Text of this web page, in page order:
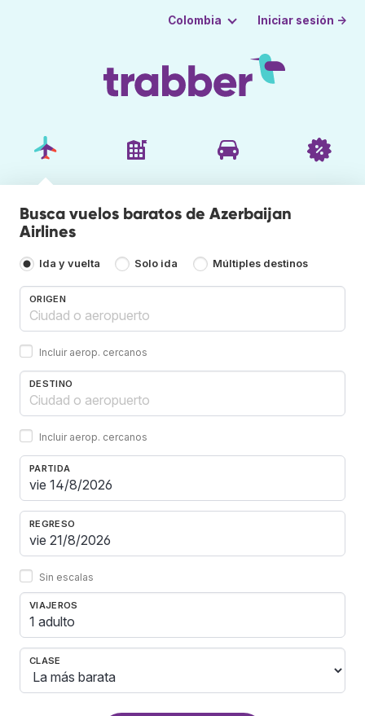
Colombia Iniciar sesión →
Busca vuelos baratos de Azerbaijan
Airlines
Ida y vuelta Solo ida Múltiples destinos
ORIGEN
Incluir aerop. cercanos
DESTINO
Incluir aerop. cercanos
PARTIDA
REGRESO
Sin escalas
VIAJEROS
1 adulto
CLASE